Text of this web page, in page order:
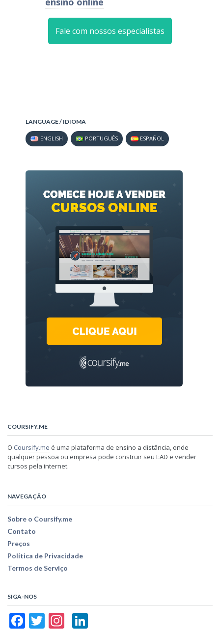
Fale com nossos especialistas
LANGUAGE / IDIOMA
ENGLISH PORTUGUÊS ESPAÑOL
COURSIFY.ME
O Coursify.me é uma plataforma de ensino a distância, onde
qualquer pessoa ou empresa pode construir seu EAD e vender
cursos pela internet.
NAVEGAÇÃO
Sobre o Coursify.me
Contato
Preços
Política de Privacidade
Termos de Serviço
SIGA-NOS
Facebook
TwitterInstagram